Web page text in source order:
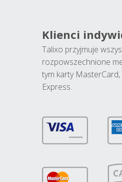
Klienci
Talixo przyjmuje
rozpowszechnione
tym karty MasterCard,
Express.